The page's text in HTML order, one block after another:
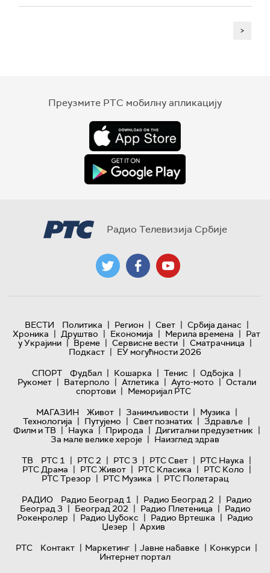
>
Преузмите РТС мобилну апликацију
Радио Телевизија Србије
ВЕСТИ Политика | Регион | Свет | Србија данас |
Хроника | Друштво | Економија | Мерила времена | Рат
у Украјини | Време | Сервисне вести | Сматрачница |
Подкаст | ЕУ могућности 2026
СПОРТ
Фудбал | Кошарка | Тенис | Одбојка |
Рукомет | Ватерполо | Атлетика | Ауто-мото | Остали
спортови | Меморијал РТС
МАГАЗИН
Живот | Занимљивости | Музика |
Технологијa | Путујемо | Свет познатих | Здравље |
Филм и ТВ | Наука | Природа | Дигитални предузетник |
За мале велике хероје | Наизглед здрав
ТВ
РТС 1 | РТС 2 | РТС 3 | РТС Свет | РТС Наука |
РТС Драма | РТС Живот | РТС Класика | РТС Коло |
РТС Трезор | РТС Музика | РТС Полетарац
РАДИО
Радио Београд 1 | Радио Београд 2 | Радио
Београд 3 | Београд 202 | Радио Плетеница | Радио
Рокенролер | Радио Џубокс | Радио Вртешка | Радио
Џезер | Архив
РТС
Контакт | Маркетинг | Јавне набавке | Конкурси |
Интернет портал